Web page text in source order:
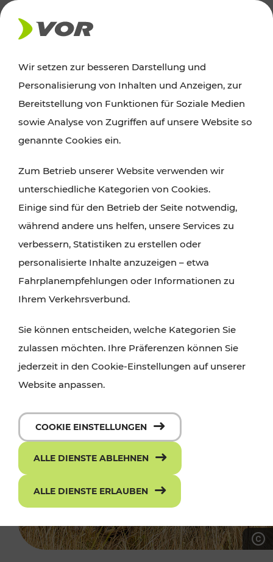
AKTUELLES
Ausflugstipps
Wien, Niederösterreich und das Burgenland
Wanderungen, Kultur und Gastronomie,
Radtouren oder purer Naturgenuss – viele
Attraktionen sind mit den Ticket- und Fahrplan-
Angeboten des VOR gut und schnell erreichbar.
Wir setzen zur besseren Darstellung und
Personalisierung von Inhalten und Anzeigen, zur
Bereitstellung von Funktionen für Soziale Medien
sowie Analyse von Zugriffen auf unsere Website so
genannte Cookies ein.
Zum Betrieb unserer Website verwenden wir
unterschiedliche Kategorien von Cookies.
Einige sind für den Betrieb der Seite notwendig,
während andere uns helfen, unsere Services zu
verbessern, Statistiken zu erstellen oder
personalisierte Inhalte anzuzeigen – etwa
Fahrplanempfehlungen oder Informationen zu
Ihrem Verkehrsverbund.
Sie können entscheiden, welche Kategorien Sie
zulassen möchten. Ihre Präferenzen können Sie
jederzeit in den Cookie-Einstellungen auf unserer
Website anpassen.
COOKIE EINSTELLUNGEN
ALLE DIENSTE ABLEHNEN
ALLE DIENSTE ERLAUBEN